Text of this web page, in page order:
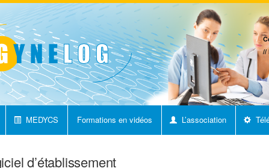
//
MEDYCS Formations en vidéos L’association
d’établissement